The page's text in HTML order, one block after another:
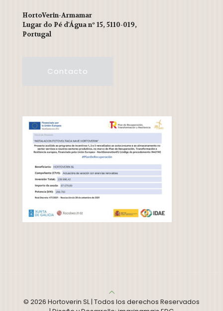
HortoVerin-Armamar
Lugar do Pé d'Água nº 15, 5110-019,
Portugal
Contacto
© 2026 Hortoverin SL | Todos los derechos Reservados